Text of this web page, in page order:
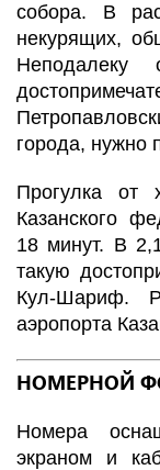
собора. В
некурящих,
Неподалеку
города, нужно
Прогулка от
Казанского
18 минут. В
такую
Кул-Шариф.
аэропорта
НОМЕРНОЙ
Номера
экраном и